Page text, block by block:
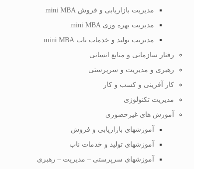
مدیریت بازاریابی و فروش mini MBA
مدیریت بهره وری mini MBA
مدیریت تولید و خدمات ناب mini MBA
رفتار سازمانی و منابع انسانی
رهبری و مدیریت و سرپرستی
کار آفرینی و کسب و کار
مدیریت تکنولوژی
آموزش های غیرحضوری
آموزشهای بازاریابی و فروش
آموزشهای تولید و خدمات ناب
آموزشهای سرپرستی – مدیریت – رهبری